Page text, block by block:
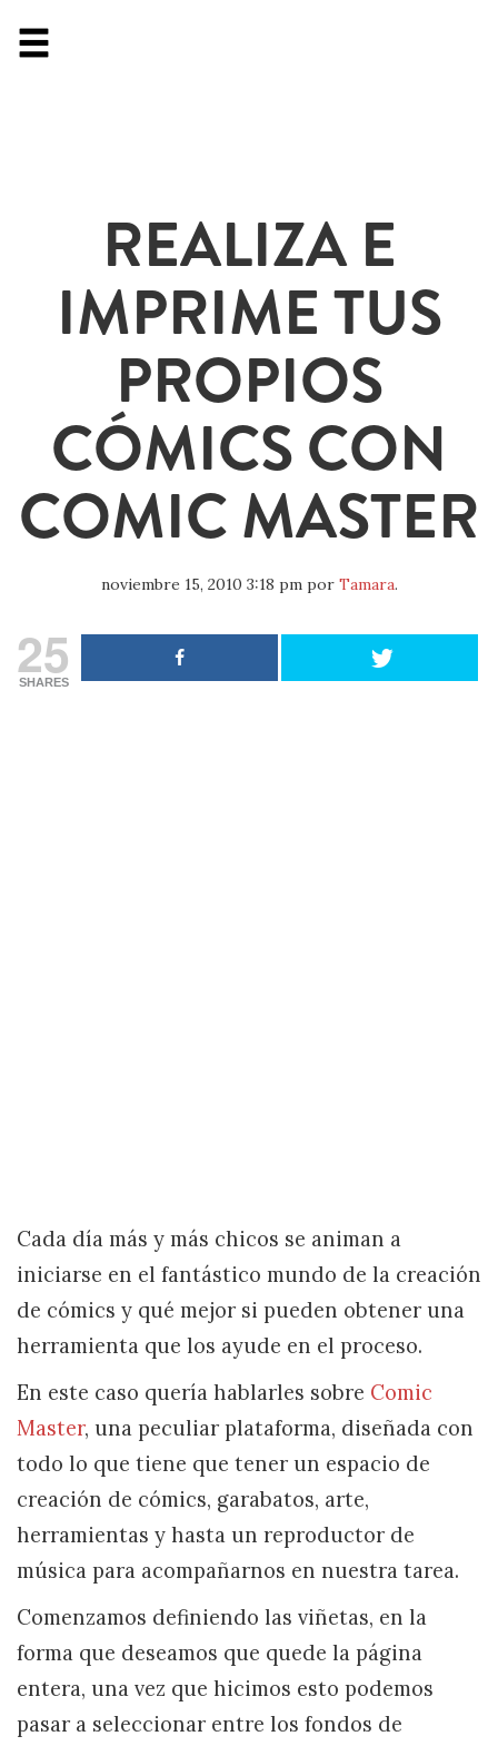
REALIZA E
IMPRIME TUS
PROPIOS
CÓMICS CON
COMIC MASTER
noviembre 15, 2010 3:18 pmpor Tamara.
25
SHARES
Cada día más y más chicos se animan a
iniciarse en el fantástico mundo de la creación
de cómics y qué mejor si pueden obtener una
herramienta que los ayude en el proceso.
En este caso quería hablarles sobre Comic
Master, una peculiar plataforma, diseñada con
todo lo que tiene que tener un espacio de
creación de cómics, garabatos, arte,
herramientas y hasta un reproductor de
música para acompañarnos en nuestra tarea.
Comenzamos definiendo las viñetas, en la
forma que deseamos que quede la página
entera, una vez que hicimos esto podemos
pasar a seleccionar entre los fondos de